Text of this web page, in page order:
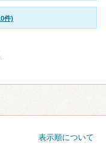
件)
表示順について